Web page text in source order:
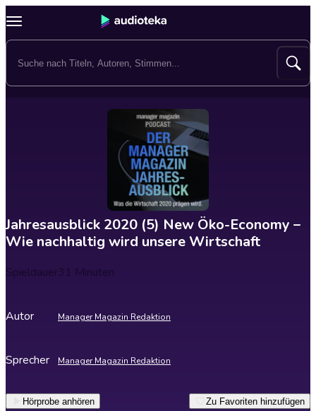
Jahresausblick 2020 (5) New Öko-Economy –
Wie nachhaltig wird unsere Wirtschaft
Spieldauer31 Minuten
Autor Manager Magazin Redaktion
Sprecher Manager Magazin Redaktion
Hörprobe anhören Zu Favoriten hinzufügen